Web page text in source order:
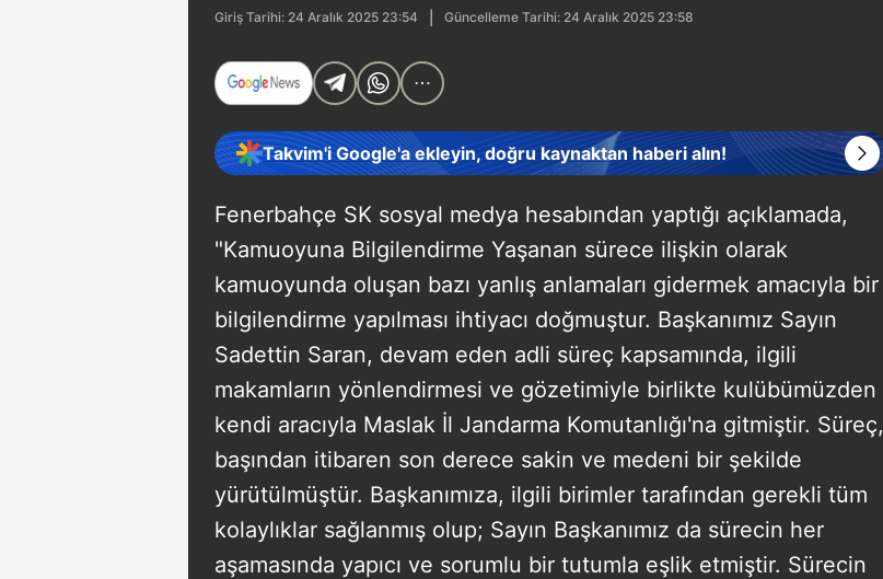
Giriş Tarihi: 24 Aralık 2025 23:54 Güncelleme Tarihi: 24 Aralık 2025 23:58
Takvim'i Google'a ekleyin, doğru kaynaktan haberi alın!
Fenerbahçe SK sosyal medya hesabından yaptığı açıklamada,
"Kamuoyuna Bilgilendirme Yaşanan sürece ilişkin olarak
kamuoyunda oluşan bazı yanlış anlamaları gidermek amacıyla bir
bilgilendirme yapılması ihtiyacı doğmuştur. Başkanımız Sayın
Sadettin Saran, devam eden adli süreç kapsamında, ilgili
makamların yönlendirmesi ve gözetimiyle birlikte kulübümüzden
kendi aracıyla Maslak İl Jandarma Komutanlığı'na gitmiştir. Süreç,
başından itibaren son derece sakin ve medeni bir şekilde
yürütülmüştür. Başkanımıza, ilgili birimler tarafından gerekli tüm
kolaylıklar sağlanmış olup; Sayın Başkanımız da sürecin her
aşamasında yapıcı ve sorumlu bir tutumla eşlik etmiştir. Sürecin